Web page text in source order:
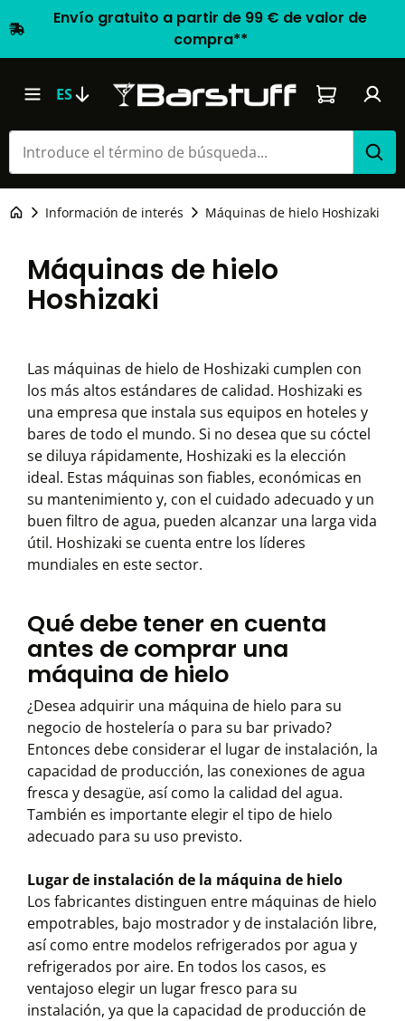
Envío gratuito a partir de 99 € de valor de
compra**
ES El carrito
Información de interés Máquinas de hielo Hoshizaki
Máquinas de hielo
Hoshizaki
Las máquinas de hielo de Hoshizaki cumplen con
los más altos estándares de calidad. Hoshizaki es
una empresa que instala sus equipos en hoteles y
bares de todo el mundo. Si no desea que su cóctel
se diluya rápidamente, Hoshizaki es la elección
ideal. Estas máquinas son fiables, económicas en
su mantenimiento y, con el cuidado adecuado y un
buen filtro de agua, pueden alcanzar una larga vida
útil. Hoshizaki se cuenta entre los líderes
mundiales en este sector.
Qué debe tener en cuenta
antes de comprar una
máquina de hielo
¿Desea adquirir una máquina de hielo para su
negocio de hostelería o para su bar privado?
Entonces debe considerar el lugar de instalación, la
capacidad de producción, las conexiones de agua
fresca y desagüe, así como la calidad del agua.
También es importante elegir el tipo de hielo
adecuado para su uso previsto.
Lugar de instalación de la máquina de hielo
Los fabricantes distinguen entre máquinas de hielo
empotrables, bajo mostrador y de instalación libre,
así como entre modelos refrigerados por agua y
refrigerados por aire. En todos los casos, es
ventajoso elegir un lugar fresco para su
instalación, ya que la capacidad de producción de